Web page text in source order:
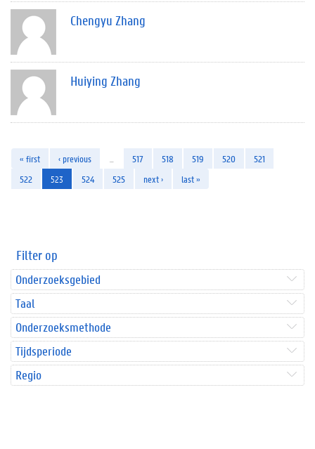
Chengyu Zhang
Huiying Zhang
« first ‹ previous 517 518 519 520
521
522
523 524 525 next › last »
Filter op
Onderzoeksgebied
Taal
Onderzoeksmethode
Tijdsperiode
Regio